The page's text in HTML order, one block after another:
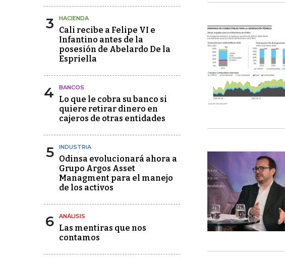
3 HACIENDA
Cali recibe a Felipe VI e
Infantino antes de la
posesión de Abelardo De la
Espriella
4 BANCOS
Lo que le cobra su banco si
quiere retirar dinero en
cajeros de otras entidades
5 INDUSTRIA
Odinsa evolucionará ahora a
Grupo Argos Asset
Managment para el manejo
de los activos
6 ANÁLISIS
Las mentiras que nos
contamos